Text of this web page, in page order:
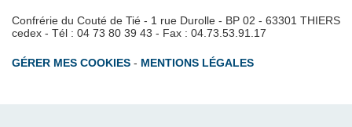
Confrérie du Couté de Tié - 1 rue Durolle - BP 02 - 63301 THIERS
cedex - Tél : 04 73 80 39 43 - Fax : 04.73.53.91.17
GÉRER MES COOKIES - MENTIONS LÉGALES